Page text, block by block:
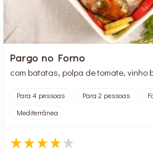
Pargo no Forno
com batatas, polpa de tomate, vinho
Para 4 pessoas Para 2 pessoas
Mediterrânea